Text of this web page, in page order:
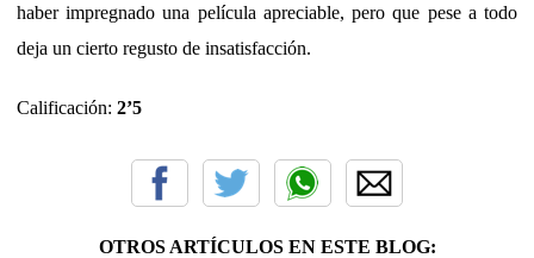
haber impregnado una película apreciable, pero que pese a todo
deja un cierto regusto de insatisfacción.
Calificación: 2’5
OTROS ARTÍCULOS EN ESTE BLOG: